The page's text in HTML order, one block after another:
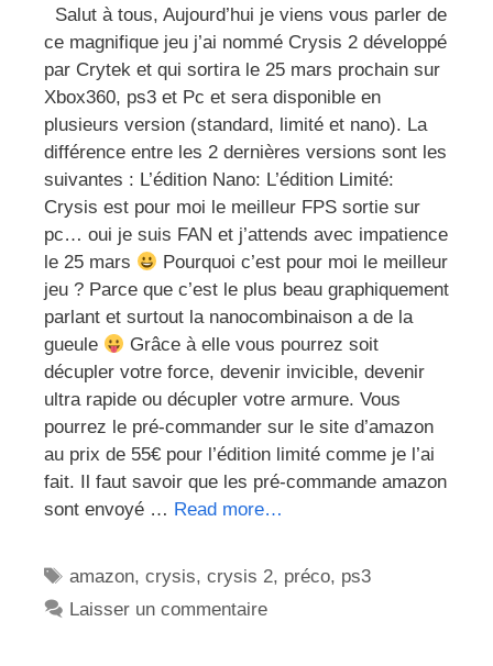
Salut à tous, Aujourd’hui je viens vous parler de
ce magnifique jeu j’ai nommé Crysis 2 développé
par Crytek et qui sortira le 25 mars prochain sur
Xbox360, ps3 et Pc et sera disponible en
plusieurs version (standard, limité et nano). La
différence entre les 2 dernières versions sont les
suivantes : L’édition Nano: L’édition Limité:
Crysis est pour moi le meilleur FPS sortie sur
pc… oui je suis FAN et j’attends avec impatience
le 25 mars
Pourquoi c’est pour moi le meilleur
jeu ? Parce que c’est le plus beau graphiquement
parlant et surtout la nanocombinaison a de la
gueule
Grâce à elle vous pourrez soit
décupler votre force, devenir invicible, devenir
ultra rapide ou décupler votre armure. Vous
pourrez le pré-commander sur le site d’amazon
au prix de 55€ pour l’édition limité comme je l’ai
fait. Il faut savoir que les pré-commande amazon
sont envoyé … Read more…
Étiquettes
amazon,crysis,crysis 2, préco, ps3
Laisser un commentaire